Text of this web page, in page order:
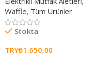
Waffle, Tüm Ürünler
Stokta
TRY₺1.650,00